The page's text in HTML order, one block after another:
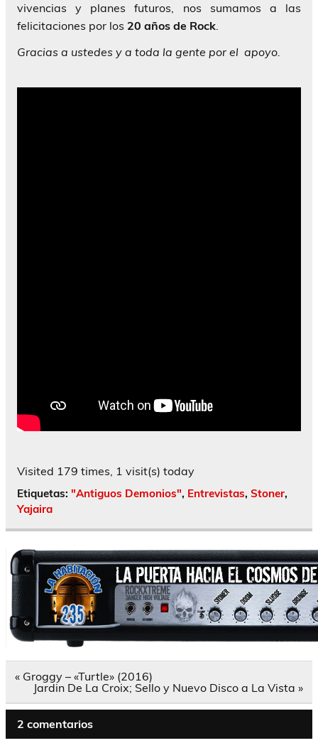
vivencias y planes futuros, nos sumamos a las
felicitaciones por los 20 años de Rock.
Gracias a ustedes y a toda la gente por el apoyo.
Visited 179 times, 1 visit(s) today
Etiquetas: "Antiguos Demonios", Entrevistas, Stoner,
Yajaira
Navegación
entradas
« Groggy – «Turtle» (2016)
Jardin De La Croix; Sello y Nuevo Disco a La Vista »
2 comentarios